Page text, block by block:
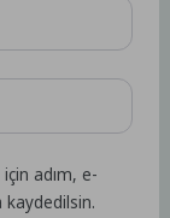
adım, e-
kaydedilsin.